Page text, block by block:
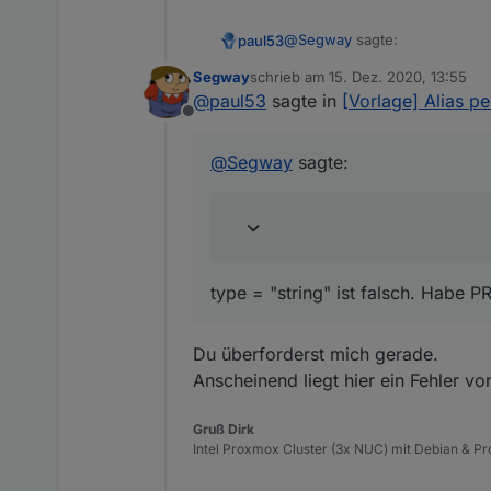
        "role": "",
"number_max":
paul53@Segway sagte:
Datenpunkt true / false -->
type = "string" ist falsch. Habe
Offline
Segwayschrieb am 15. Dez. 2020, 13:55
zuletzt editiert von
@paul53 sagte in [Vorlage] Alias
@Segway sagte:
type = "string" ist falsch. Habe
Du überforderst mich gerade.
Anscheinend liegt hier ein Fehler
Gruß Dirk
Intel Proxmox Cluster (3x NUC) mit Debian &